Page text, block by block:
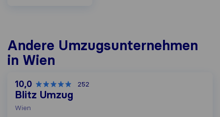
Andere Umzugs​unternehmen
in Wien
10,0 252
Blitz Umzug
Wien